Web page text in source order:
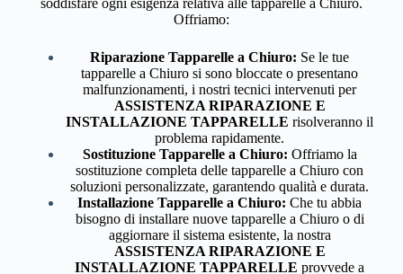
Offriamo:
Riparazione Tapparelle a Chiuro: Se le tue
tapparelle a Chiuro si sono bloccate o presentano
malfunzionamenti, i nostri tecnici intervenuti per
ASSISTENZA RIPARAZIONE E
INSTALLAZIONE TAPPARELLE risolveranno il
problema rapidamente.
Sostituzione Tapparelle a Chiuro: Offriamo la
sostituzione completa delle tapparelle a Chiuro con
soluzioni personalizzate, garantendo qualità e durata.
Installazione Tapparelle a Chiuro: Che tu abbia
bisogno di installare nuove tapparelle a Chiuro o di
aggiornare il sistema esistente, la nostra
ASSISTENZA RIPARAZIONE E
INSTALLAZIONE TAPPARELLE provvede a